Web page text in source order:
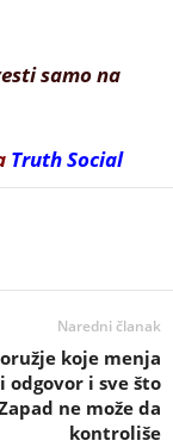
samo na
Truth Social
Naredni članak
koje menja
odgovor i sve što
ne može da
kontroliše